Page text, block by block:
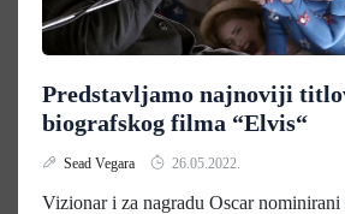
Predstavljamo najnoviji
biografskog filma “Elvis“
Sead Vegara 26.05.2022.
Vizionar i za nagradu Oscar